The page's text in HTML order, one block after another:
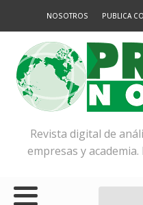
NOSOTROS PUBLICA
Revista digital de
empresas y academia.